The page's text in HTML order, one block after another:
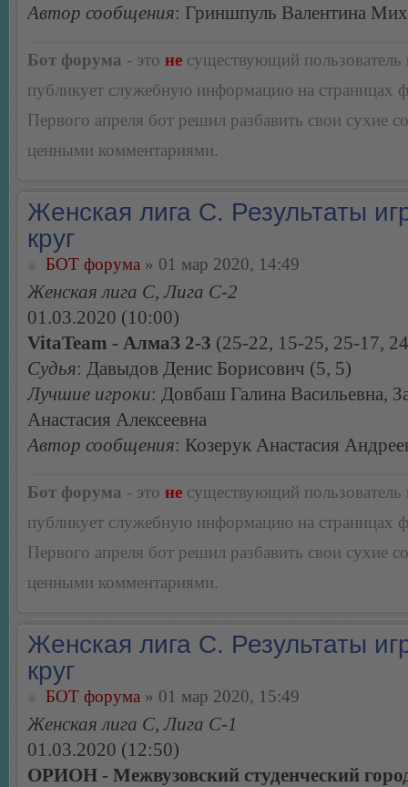
Автор сообщения: Гриншпуль Валентина
Бот форума - это не существующий пользователь
публикует служебную информацию на страницах
Первого апреля бот решил разбавить свои сухие
ценными комментариями.
Женская лига С. Результаты
круг
БОТ форума » 01 мар 2020, 14:49
Женская лига С, Лига С-2
01.03.2020 (10:00)
VitaTeam - АлмаЗ 2-3 (25-22, 15-25, 25-17,
Судья: Давыдов Денис Борисович (5, 5)
Лучшие игроки: Довбаш Галина Васильевна,
Анастасия Алексеевна
Автор сообщения: Козерук Анастасия
Бот форума - это не существующий пользователь
публикует служебную информацию на страницах
Первого апреля бот решил разбавить свои сухие
ценными комментариями.
Женская лига С. Результаты
круг
БОТ форума » 01 мар 2020, 15:49
Женская лига С, Лига С-1
01.03.2020 (12:50)
ОРИОН - Межвузовский студенческий